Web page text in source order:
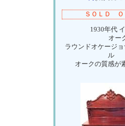
ＳＯＬＤ Ｏ
1930年代 イ
オー
ラウンドオケージ
ル
オークの質感が